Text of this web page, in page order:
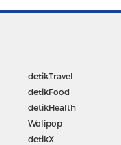
detikTravel
detikFood
detikHealth
Wolipop
detikX